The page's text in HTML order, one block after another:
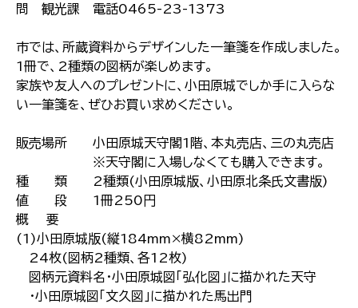
問 観光課 電話0465-23-1373
市では、所蔵資料からデザインした一筆箋を作成しました。
1冊で、2種類の図柄が楽しめます。
家族や友人へのプレゼントに、小田原城でしか手に入らな
い一筆箋を、ぜひお買い求めください。
販売場所 小田原城天守閣1階、本丸売店、三の丸売店
※天守閣に入場しなくても購入できます。
種 類 2種類(小田原城版、小田原北条氏文書版)
値 段 1冊250円
概 要
(1)小田原城版(縦184mm×横82mm)
24枚(図柄2種類、各12枚)
図柄元資料名・小田原城図「弘化図」に描かれた天守
・小田原城図「文久図」に描かれた馬出門